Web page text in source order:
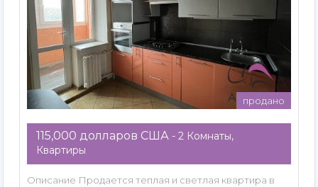
продано
115,000 долларов США - 2 Комнаты,
Квартиры
Описание Продается теплая и светлая квартира в